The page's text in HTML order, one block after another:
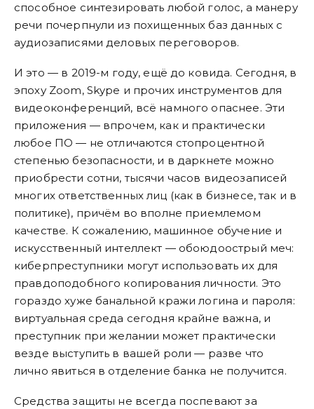
способное синтезировать любой голос, а манеру
речи почерпнули из похищенных баз данных с
аудиозаписями деловых переговоров.
И это — в 2019-м году, ещё до ковида. Сегодня, в
эпоху Zoom, Skype и прочих инструментов для
видеоконференций, всё намного опаснее. Эти
приложения — впрочем, как и практически
любое ПО — не отличаются стопроцентной
степенью безопасности, и в даркнете можно
приобрести сотни, тысячи часов видеозаписей
многих ответственных лиц (как в бизнесе, так и в
политике), причём во вполне приемлемом
качестве. К сожалению, машинное обучение и
искусственный интеллект — обоюдоострый меч:
киберпреступники могут использовать их для
правдоподобного копирования личности. Это
гораздо хуже банальной кражи логина и пароля:
виртуальная среда сегодня крайне важна, и
преступник при желании может практически
везде выступить в вашей роли — разве что
лично явиться в отделение банка не получится.
Средства защиты не всегда поспевают за